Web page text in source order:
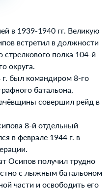
в 1939-1940 гг. Великую
встретил в должности
стрелкового полка 104-й
округа.
г. был командиром 8-го
батальона,
совершил рейд в
8-й отдельный
в феврале 1944 г. в
Осипов получил трудно
с лыжным батальоном
части и освободить его